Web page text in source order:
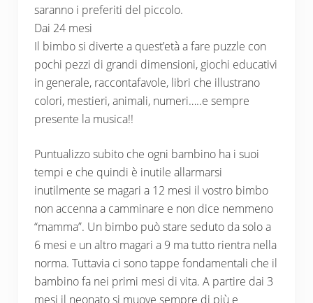
saranno i preferiti del piccolo.
Dai 24 mesi
Il bimbo si diverte a quest’età a fare puzzle con
pochi pezzi di grandi dimensioni, giochi educativi
in generale, raccontafavole, libri che illustrano
colori, mestieri, animali, numeri…..e sempre
presente la musica!!
Puntualizzo subito che ogni bambino ha i suoi
tempi e che quindi è inutile allarmarsi
inutilmente se magari a 12 mesi il vostro bimbo
non accenna a camminare e non dice nemmeno
“mamma”. Un bimbo può stare seduto da solo a
6 mesi e un altro magari a 9 ma tutto rientra nella
norma. Tuttavia ci sono tappe fondamentali che il
bambino fa nei primi mesi di vita. A partire dai 3
mesi il neonato si muove sempre di più e